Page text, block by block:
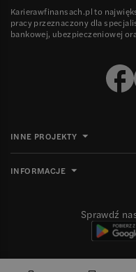
Karierawfinansach.pl to
pracy przeznaczony dla
bankowej, ubezpieczeniowej
INNE PROJEKTY
INFORMACJE
Sprawdź